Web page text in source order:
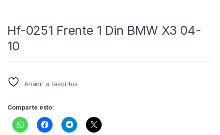
Hf-0251 Frente 1 Din BMW X3 04-
10
Añadir a favoritos
Comparte esto: